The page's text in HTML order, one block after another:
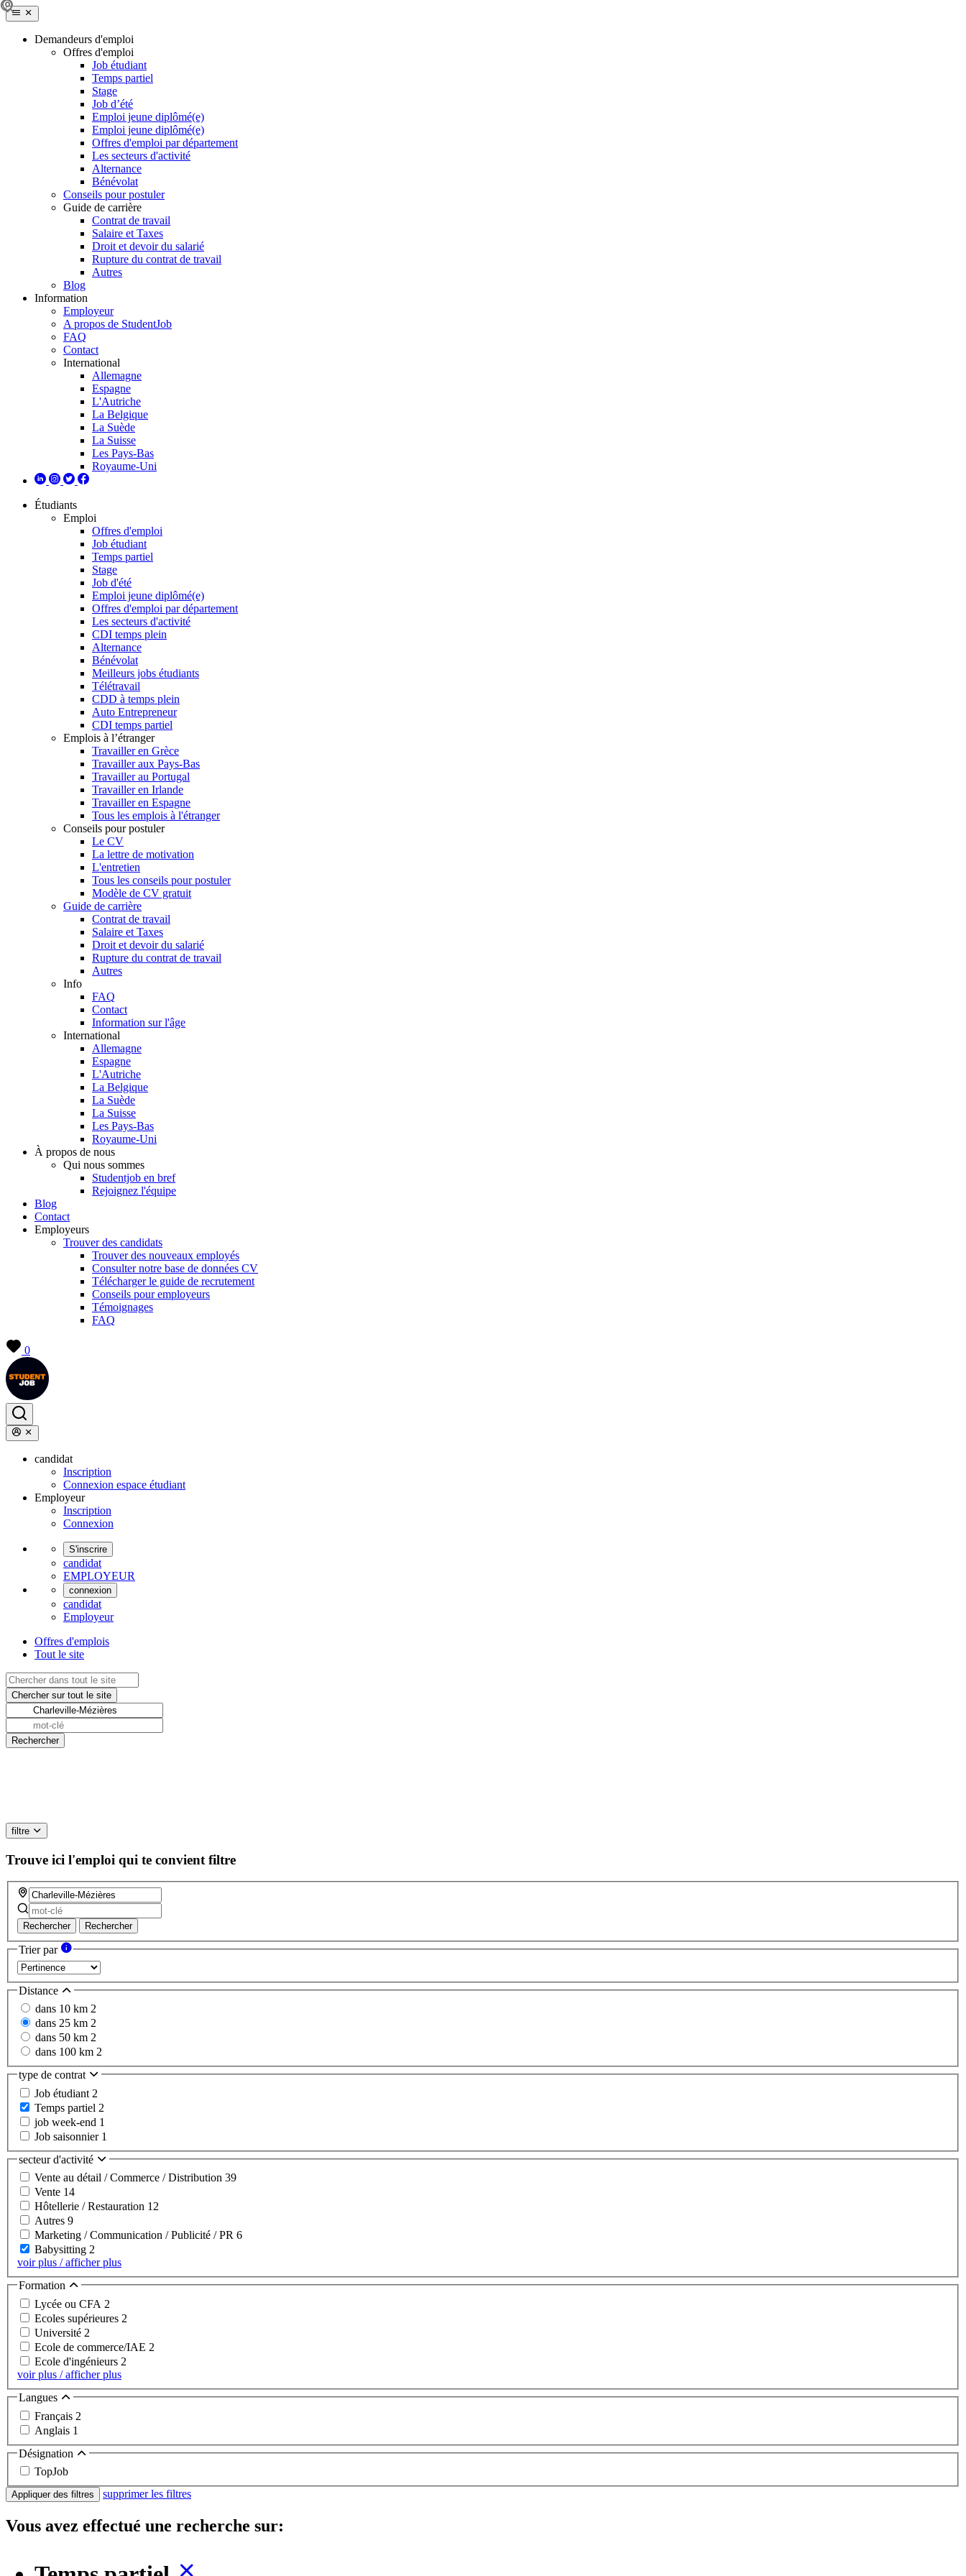
Demandeurs d'emploi
Offres d'emploi
Job étudiant
Temps partiel
Stage
Job d’été
Emploi jeune diplômé(e)
Emploi jeune diplômé(e)
Offres d'emploi par département
Les secteurs d'activité
Alternance
Bénévolat
Conseils pour postuler
Guide de carrière
Contrat de travail
Salaire et Taxes
Droit et devoir du salarié
Rupture du contrat de travail
Autres
Blog
Information
Employeur
A propos de StudentJob
FAQ
Contact
International
Allemagne
Espagne
L'Autriche
La Belgique
La Suède
La Suisse
Les Pays-Bas
Royaume-Uni
Étudiants
Emploi
Offres d'emploi
Job étudiant
Temps partiel
Stage
Job d'été
Emploi jeune diplômé(e)
Offres d'emploi par département
Les secteurs d'activité
CDI temps plein
Alternance
Bénévolat
Meilleurs jobs étudiants
Télétravail
CDD à temps plein
Auto Entrepreneur
CDI temps partiel
Emplois à l’étranger
Travailler en Grèce
Travailler aux Pays-Bas
Travailler au Portugal
Travailler en Irlande
Travailler en Espagne
Tous les emplois à l'étranger
Conseils pour postuler
Le CV
La lettre de motivation
L'entretien
Tous les conseils pour postuler
Modèle de CV gratuit
Guide de carrière
Contrat de travail
Salaire et Taxes
Droit et devoir du salarié
Rupture du contrat de travail
Autres
Info
FAQ
Contact
Information sur l'âge
International
Allemagne
Espagne
L'Autriche
La Belgique
La Suède
La Suisse
Les Pays-Bas
Royaume-Uni
À propos de nous
Qui nous sommes
Studentjob en bref
Rejoignez l'équipe
Blog
Contact
Employeurs
Trouver des candidats
Trouver des nouveaux employés
Consulter notre base de données CV
Télécharger le guide de recrutement
Conseils pour employeurs
Témoignages
FAQ
0
candidat
Inscription
Connexion espace étudiant
Employeur
Inscription
Connexion
S'inscrire
candidat
EMPLOYEUR
connexion
candidat
Employeur
Offres d'emplois
Tout le site
filtre
Trouve ici l'emploi qui te convient filtre
Rechercher Rechercher
Trier par
Distance
dans 10 km 2
dans 25 km 2
dans 50 km 2
dans 100 km 2
type de contrat
Job étudiant 2
Temps partiel 2
job week-end 1
Job saisonnier 1
secteur d'activité
Vente au détail / Commerce / Distribution 39
Vente 14
Hôtellerie / Restauration 12
Autres 9
Marketing / Communication / Publicité / PR 6
Babysitting 2
voir plus / afficher plus
Formation
Lycée ou CFA 2
Ecoles supérieures 2
Université 2
Ecole de commerce/IAE 2
Ecole d'ingénieurs 2
voir plus / afficher plus
Langues
Français 2
Anglais 1
Désignation
TopJob
Appliquer des filtres supprimer les filtres
Vous avez effectué une recherche sur: